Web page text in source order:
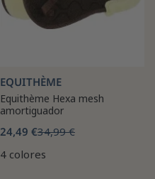
EQUITHÈME
Equithème Hexa mesh
amortiguador
24,49 €34,99 €
4 colores